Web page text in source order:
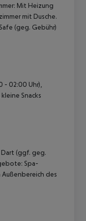
Mit Heizung
mit Dusche.
(geg. Gebühr)
- 02:00 Uhr),
Snacks
(ggf. geg.
Spa-
Außenbereich des